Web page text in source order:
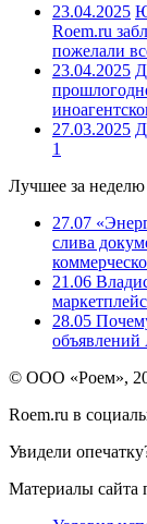
23.04.2025
Roem.ru
пожелали
23.04.2025
27.03.2025
1
Лучшее за неделю
27.07
слива
21.06
28.05
объявлений
© ООО «Роем»,
Roem.ru в
Увидели
Материалы сайта